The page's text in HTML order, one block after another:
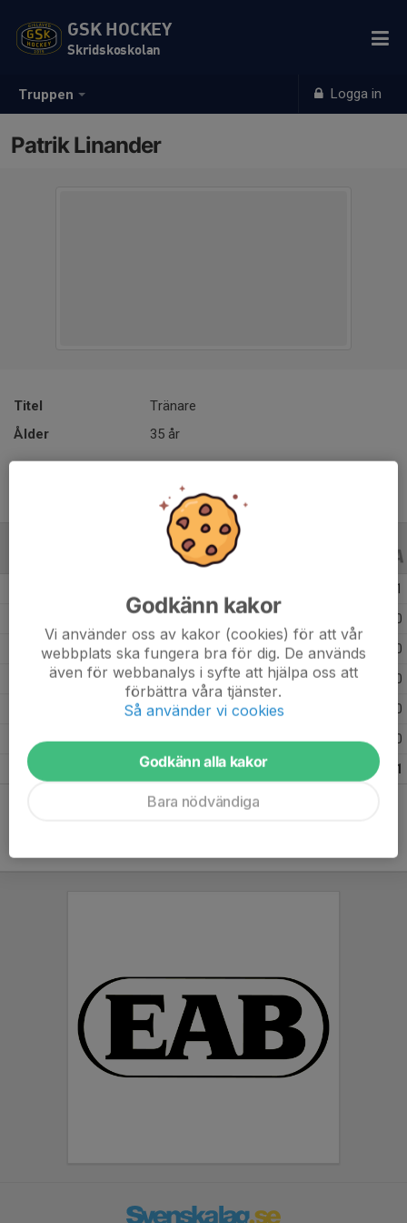
Truppen Logga in
GSK HOCKEY
Skridskoskolan
Patrik Linander
Titel
Tränare
Ålder
35 år
1
0
Säsongen 18/19 39 0 0
Säsongen 17/18 33 0
0
Säsongen 15/16 22 0 0
Totalt 1
Godkänn kakor
Vi använder oss av kakor (cookies) för att vår
webbplats ska fungera bra för dig. De används
även för webbanalys i syfte att hjälpa oss att
förbättra våra tjänster.
Så använder vi cookies
Godkänn alla kakor
Bara nödvändiga